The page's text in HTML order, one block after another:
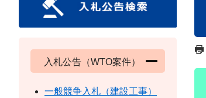
入札公告（WTO案件）
一般競争入札（建設工事）